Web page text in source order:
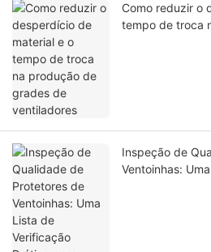
Como reduzir o
tempo de troca
Inspeção de
Ventoinhas: